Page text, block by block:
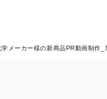
学メーカー様の新商品PR動画制作